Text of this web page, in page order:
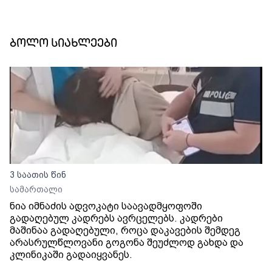
ბოლო სიახლეები
3 საათის წინ
სამართალი
ნია იმნაძის ადვოკატი საავადმყოფოში
გადაღებულ კადრებს ავრცელებს. კადრები
მაშინაა გადაღებული, როცა დაკავების შემდეგ
არასრულწლოვანი გოგონა შეუძლოდ გახდა და
კლინიკაში გადაიყვანეს.